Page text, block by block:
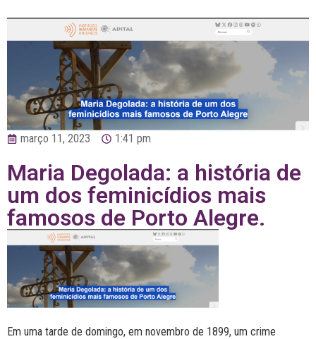
março 11, 2023 1:41 pm
Maria Degolada: a história de
um dos feminicídios mais
famosos de Porto Alegre.
Em uma tarde de domingo, em novembro de 1899, um crime